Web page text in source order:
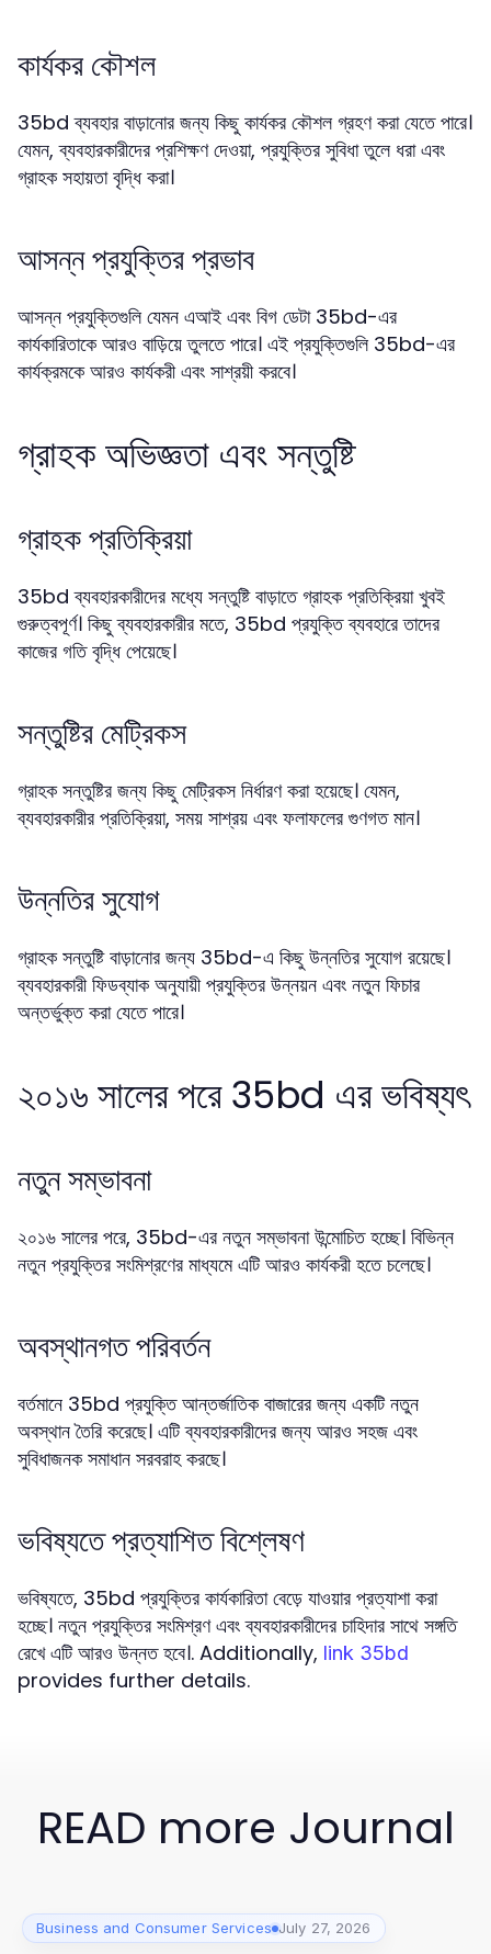
কার্যকর কৌশল
35bd ব্যবহার বাড়ানোর জন্য কিছু কার্যকর কৌশল গ্রহণ করা যেতে পারে।
যেমন, ব্যবহারকারীদের প্রশিক্ষণ দেওয়া, প্রযুক্তির সুবিধা তুলে ধরা এবং
গ্রাহক সহায়তা বৃদ্ধি করা।
আসন্ন প্রযুক্তির প্রভাব
আসন্ন প্রযুক্তিগুলি যেমন এআই এবং বিগ ডেটা 35bd-এর
কার্যকারিতাকে আরও বাড়িয়ে তুলতে পারে। এই প্রযুক্তিগুলি 35bd-এর
কার্যক্রমকে আরও কার্যকরী এবং সাশ্রয়ী করবে।
গ্রাহক অভিজ্ঞতা এবং সন্তুষ্টি
গ্রাহক প্রতিক্রিয়া
35bd ব্যবহারকারীদের মধ্যে সন্তুষ্টি বাড়াতে গ্রাহক প্রতিক্রিয়া খুবই
গুরুত্বপূর্ণ। কিছু ব্যবহারকারীর মতে, 35bd প্রযুক্তি ব্যবহারে তাদের
কাজের গতি বৃদ্ধি পেয়েছে।
সন্তুষ্টির মেট্রিকস
গ্রাহক সন্তুষ্টির জন্য কিছু মেট্রিকস নির্ধারণ করা হয়েছে। যেমন,
ব্যবহারকারীর প্রতিক্রিয়া, সময় সাশ্রয় এবং ফলাফলের গুণগত মান।
উন্নতির সুযোগ
গ্রাহক সন্তুষ্টি বাড়ানোর জন্য 35bd-এ কিছু উন্নতির সুযোগ রয়েছে।
ব্যবহারকারী ফিডব্যাক অনুযায়ী প্রযুক্তির উন্নয়ন এবং নতুন ফিচার
অন্তর্ভুক্ত করা যেতে পারে।
২০১৬ সালের পরে 35bd এর ভবিষ্যৎ
নতুন সম্ভাবনা
২০১৬ সালের পরে, 35bd-এর নতুন সম্ভাবনা উন্মোচিত হচ্ছে। বিভিন্ন
নতুন প্রযুক্তির সংমিশ্রণের মাধ্যমে এটি আরও কার্যকরী হতে চলেছে।
অবস্থানগত পরিবর্তন
বর্তমানে 35bd প্রযুক্তি আন্তর্জাতিক বাজারের জন্য একটি নতুন
অবস্থান তৈরি করেছে। এটি ব্যবহারকারীদের জন্য আরও সহজ এবং
সুবিধাজনক সমাধান সরবরাহ করছে।
ভবিষ্যতে প্রত্যাশিত বিশ্লেষণ
ভবিষ্যতে, 35bd প্রযুক্তির কার্যকারিতা বেড়ে যাওয়ার প্রত্যাশা করা
হচ্ছে। নতুন প্রযুক্তির সংমিশ্রণ এবং ব্যবহারকারীদের চাহিদার সাথে সঙ্গতি
রেখে এটি আরও উন্নত হবে।. Additionally, link 35bd
provides further details.
READ more Journal
Business and Consumer Services July 27, 2026